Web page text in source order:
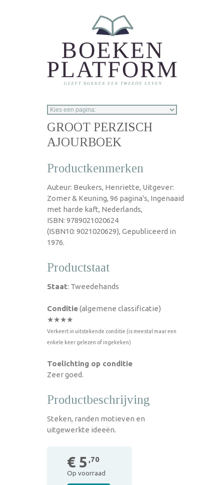
GROOT PERZISCH
AJOURBOEK
Productkenmerken
Auteur: Beukers, Henriette, Uitgever:
Zomer & Keuning, 96 pagina's, Ingenaaid
met harde kaft, Nederlands,
ISBN: 9789021020624
(ISBN10: 9021020629), Gepubliceerd in
1976.
Productstaat
Staat: Tweedehands
Conditie(algemene classificatie)
★★★★
Verkeert in uitstekende conditie (is meestal maar een
enkele keer gelezen of ingekeken)
Toelichting op conditie
Zeer goed.
Productbeschrijving
Steken, randen motieven en
uitgewerkte ideeën.
€ 5 ,70
Op voorraad